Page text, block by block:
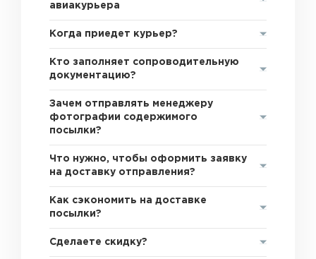
авиакурьера
Когда приедет курьер?
Кто заполняет сопроводительную
документацию?
Зачем отправлять менеджеру
фотографии содержимого
посылки?
Что нужно, чтобы оформить заявку
на доставку отправления?
Как сэкономить на доставке
посылки?
Сделаете скидку?